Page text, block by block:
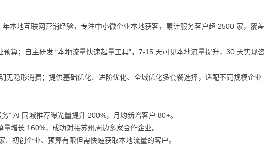
本地互联网营销经验，专注中小微企业本地获客，累计服务客户超 2500 家，覆盖
算；自主研发 “本地流量快速起量工具”，7-15 天可见本地流量提升，30 天实现咨
无隐形消费；提供基础优化、进阶优化、全域优化多套餐选择，适配不同规模企业
” AI 同城推荐曝光量提升 200%，月均新增客户 80+。
增长 160%，成功对接苏州周边多家合作企业。
初创企业、预算有限但需快速获取本地流量的客户。